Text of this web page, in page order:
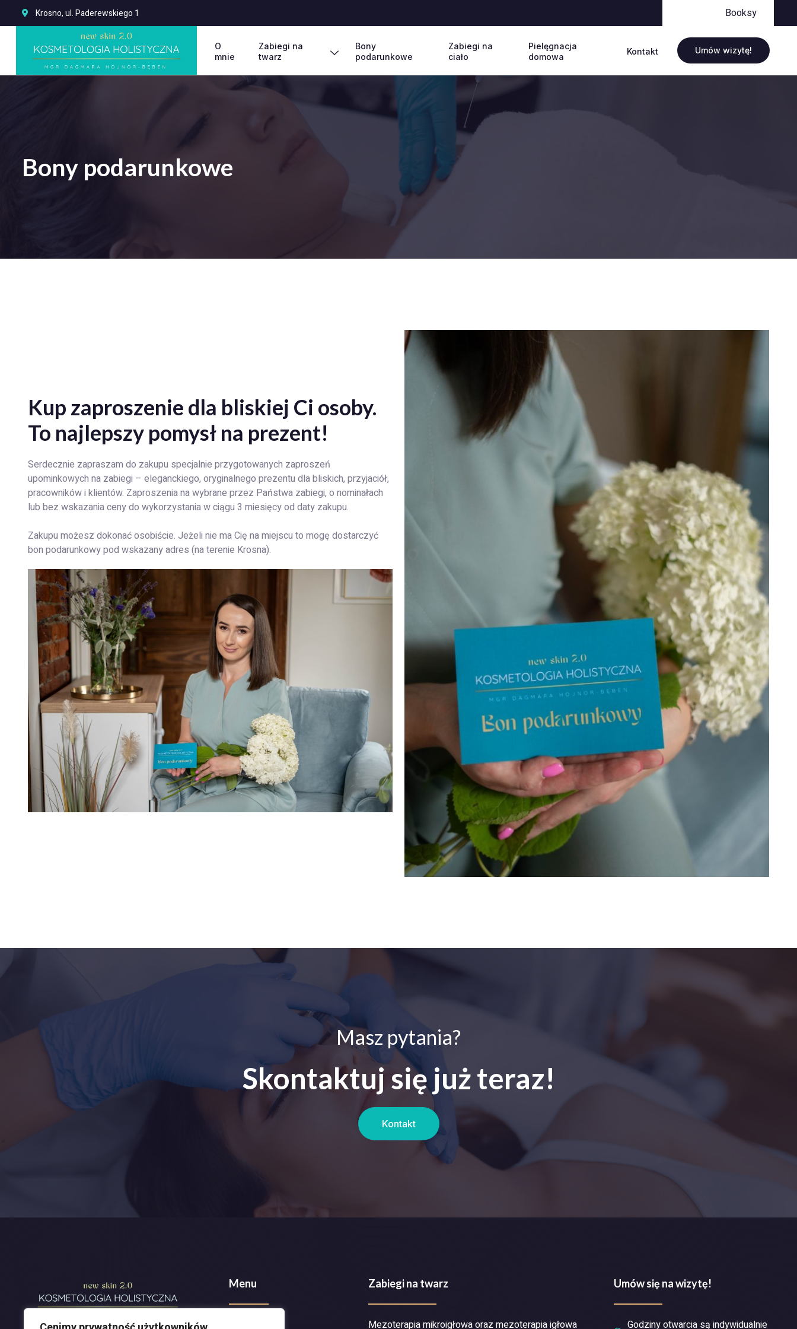
Krosno, ul. Paderewskiego 1 Booksy
O
mnie
Zabiegi na
twarz
Bony
podarunkowe
Zabiegi na
ciało
Pielęgnacja
domowa
Kontakt Umów wizytę!
Bony podarunkowe
Kup zaproszenie dla bliskiej Ci osoby.
To najlepszy pomysł na prezent!
Serdecznie zapraszam do zakupu specjalnie przygotowanych zaproszeń
upominkowych na zabiegi – eleganckiego, oryginalnego prezentu dla bliskich, przyjaciół,
pracowników i klientów. Zaproszenia na wybrane przez Państwa zabiegi, o nominałach
lub bez wskazania ceny do wykorzystania w ciągu 3 miesięcy od daty zakupu.
Zakupu możesz dokonać osobiście. Jeżeli nie ma Cię na miejscu to mogę dostarczyć
bon podarunkowy pod wskazany adres (na terenie Krosna).
Masz pytania?
Skontaktuj się już teraz!
Kontakt
Menu Zabiegi na twarz
Mezoterapia mikroigłowa oraz mezoterapia igłowa
Umów się na wizytę!
Godziny otwarcia są indywidualnie